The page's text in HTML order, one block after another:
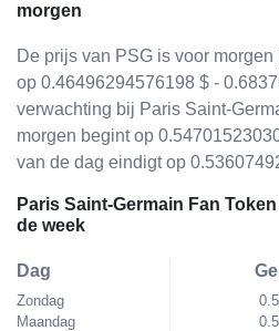
morgen
De prijs van PSG is voor
op 0.46496294576198 $ -
verwachting bij Paris Saint-
morgen begint op
van de dag eindigt op
Paris Saint-Germain Fan
de week
Dag
Zondag
Maandag